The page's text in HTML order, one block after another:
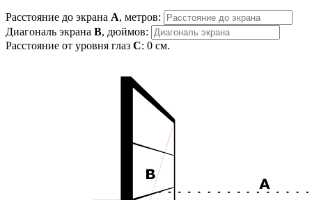
Расстояние до экрана A, метров:
Диагональ экрана B, дюймов:
Расстояние от уровня глаз C: 0 см.